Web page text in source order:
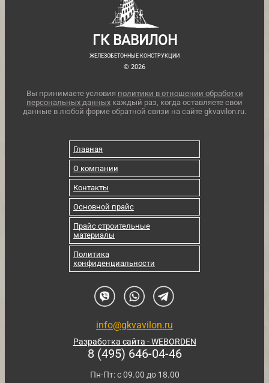
ГК ВАВИЛОН
ЖЕЛЕЗОБЕТОННЫЕ КОНСТРУКЦИИ
© 2026
Вы принимаете условия политики в отношении обработки
персональных данных каждый раз, когда оставляете свои
данные в любой форме обратной связи на сайте gkvavilon.ru.
Главная
О компании
Контакты
Основной прайс
Прайс строительные
материалы
Политика
конфиденциальности
info@gkvavilon.ru
Разработка сайта - WEBORDEN
8 (495) 646-04-46
Пн-Пт: с 09.00 до 18.00